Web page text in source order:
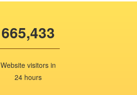
665,433
Website visitors in
24 hours